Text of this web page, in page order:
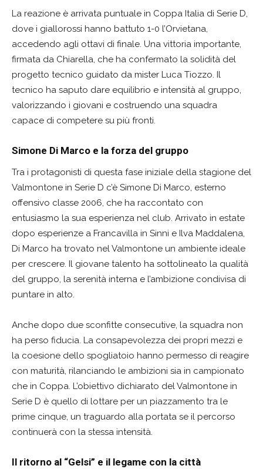
La reazione è arrivata puntuale in Coppa Italia di Serie D,
dove i giallorossi hanno battuto 1-0 l’Orvietana,
accedendo agli ottavi di finale. Una vittoria importante,
firmata da Chiarella, che ha confermato la solidità del
progetto tecnico guidato da mister Luca Tiozzo. Il
tecnico ha saputo dare equilibrio e intensità al gruppo,
valorizzando i giovani e costruendo una squadra
capace di competere su più fronti.
Simone Di Marco e la forza del gruppo
Tra i protagonisti di questa fase iniziale della stagione del
Valmontone in Serie D c’è Simone Di Marco, esterno
offensivo classe 2006, che ha raccontato con
entusiasmo la sua esperienza nel club. Arrivato in estate
dopo esperienze a Francavilla in Sinni e Ilva Maddalena,
Di Marco ha trovato nel Valmontone un ambiente ideale
per crescere. Il giovane talento ha sottolineato la qualità
del gruppo, la serenità interna e l’ambizione condivisa di
puntare in alto.
Anche dopo due sconfitte consecutive, la squadra non
ha perso fiducia. La consapevolezza dei propri mezzi e
la coesione dello spogliatoio hanno permesso di reagire
con maturità, rilanciando le ambizioni sia in campionato
che in Coppa. L’obiettivo dichiarato del Valmontone in
Serie D è quello di lottare per un piazzamento tra le
prime cinque, un traguardo alla portata se il percorso
continuerà con la stessa intensità.
Il ritorno al “Gelsi” e il legame con la città